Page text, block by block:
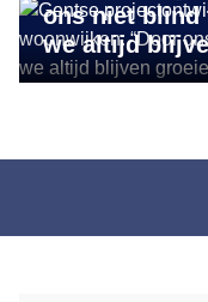
ons niet blind
we altijd